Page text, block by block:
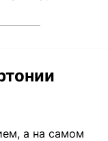
а на самом